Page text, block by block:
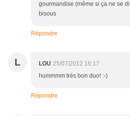
gourmandise (même si ça ne se
bisous
Répondre
L LOU 25/07/2012 16:17
hummmm trés bon duo! :-)
Répondre